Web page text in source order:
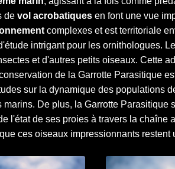
de vol acrobatiques en font une vue
complexes et est territoriale
intrigant pour les ornithologues.
et d'autres petits oiseaux. Cette
de la Garrotte Parasitique
sur la dynamique des populations
marins. De plus, la Garrotte Parasitique
l'état de ses proies à travers la chaîne
ces oiseaux impressionnants